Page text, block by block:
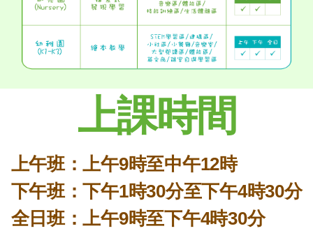
上課時間
上午班：上午9時至中午12時
下午班：下午1時30分至下午4時30分
​全日班：上午9時至下午4時30分